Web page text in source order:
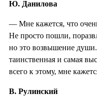
Ю. Данилова
— Мне кажется, что
Не просто пошли,
но это возвышение
таинственная и самая
всего к этому, мне
В. Рулинский